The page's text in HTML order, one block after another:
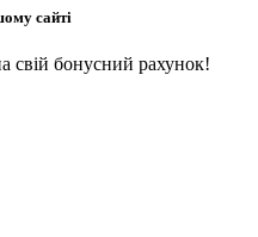
сайті
свій бонусний рахунок!